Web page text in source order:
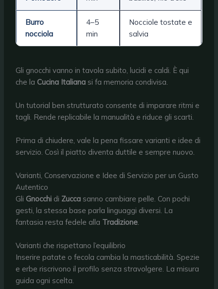
Burro
nocciola
4–5
min
Nocciole tostate e
salvia
Gli gnocchi vanno in tavola subito, lucidi e caldi. È qui
che la Cucina Italiana si fa memoria condivisa.
Un tutorial ben strutturato consente di imparare ritmi e
tagli. Rende replicabile la manualità e riduce gli scarti.
Prima di chiudere, vale la pena fissare varianti e idee di
servizio. Così il piatto diventa duttile e sempre nuovo.
Varianti, Conservazione e Idee di Servizio per un Gusto
Autentico
Gli Gnocchi di Zucca sanno cambiare pelle. Con pochi
gesti, la stessa base parla linguaggi diversi. La
fantasia resta fedele alla Tradizione
Varianti che rispettano l’equilibrio
Inserire patate o fecola cambia la masticabilità. Spezie
e erbe riscrivono il profilo senza stravolgere. La misura
guida ogni scelta.